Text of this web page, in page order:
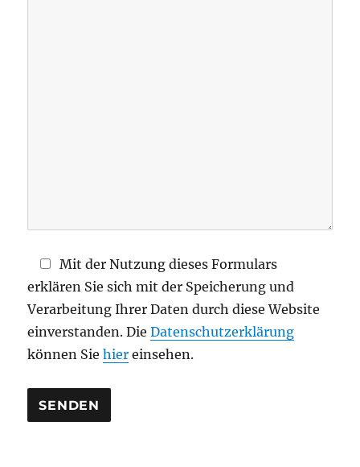
l
e
e
r
Mit der Nutzung dieses Formulars
erklären Sie sich mit der Speicherung und
Verarbeitung Ihrer Daten durch diese Website
einverstanden. DieDatenschutzerklärung
können Siehier einsehen.